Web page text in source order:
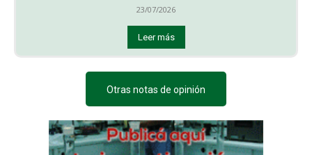
23/07/2026
Leer más
Otras notas de opinión